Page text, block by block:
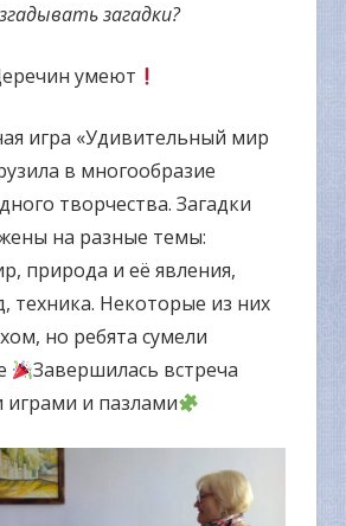
загадки?
умеют
игра «Удивительный мир
в многообразие
творчества. Загадки
на разные темы:
природа и её явления,
техника. Некоторые из них
но ребята сумели
Завершилась встреча
и пазлами